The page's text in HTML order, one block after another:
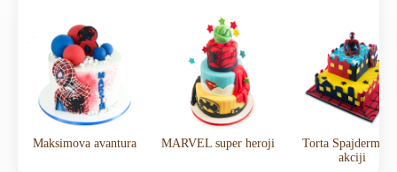
Maksimova avantura MARVEL super heroji
Torta Spajdermen
akciji